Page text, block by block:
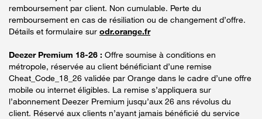
remboursement par client. Non cumulable. Perte du
remboursement en cas de résiliation ou de changement d’offre.
Détails et formulaire sur odr.orange.fr
Deezer Premium 18-26 : Offre soumise à conditions en
métropole, réservée au client bénéficiant d’une remise
Cheat_Code_18_26 validée par Orange dans le cadre d’une offre
mobile ou internet éligibles. La remise s’appliquera sur
l’abonnement Deezer Premium jusqu’aux 26 ans révolus du
client. Réservé aux clients n’ayant jamais bénéficié du service